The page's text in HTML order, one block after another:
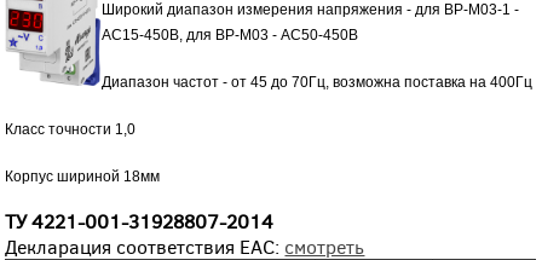
Широкий диапазон измерения напряжения - для ВР-М03-1 -
АС15-450В, для ВР-М03 - AC50-450В
Диапазон частот - от 45 до 70Гц, возможна поставка на 400Гц
Класс точности 1,0
Корпус шириной 18мм
ТУ4221-001-31928807-2014
Декларация соответствия EAC: смотреть